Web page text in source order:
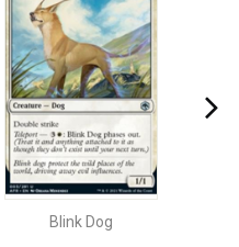
Blink Dog